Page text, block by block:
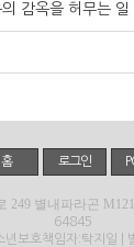
감옥을 허무는 일
홈 로그인
249 별내파라곤
64845
년보호책임자:탁지일 |